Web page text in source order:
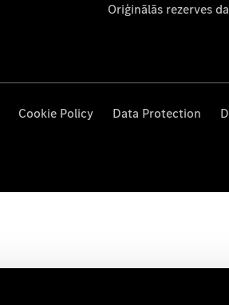
Oriģinālās rezerves
Cookie Policy Data Protection